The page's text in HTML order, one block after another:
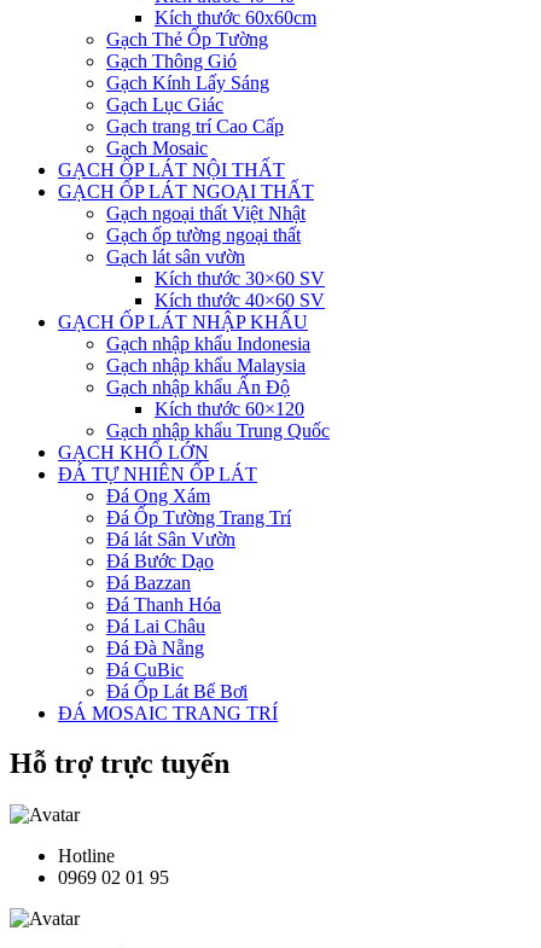
Kích thước 60x60cm
Gạch Thẻ Ốp Tường
Gạch Thông Gió
Gạch Kính Lấy Sáng
Gạch Lục Giác
Gạch trang trí Cao Cấp
Gạch Mosaic
GẠCH ỐP LÁT NỘI THẤT
GẠCH ỐP LÁT NGOẠI THẤT
Gạch ngoại thất Việt Nhật
Gạch ốp tường ngoại thất
Gạch lát sân vườn
Kích thước 30×60 SV
Kích thước 40×60 SV
GẠCH ỐP LÁT NHẬP KHẨU
Gạch nhập khẩu Indonesia
Gạch nhập khẩu Malaysia
Gạch nhập khẩu Ấn Độ
Kích thước 60×120
Gạch nhập khẩu Trung Quốc
GẠCH KHỔ LỚN
ĐÁ TỰ NHIÊN ỐP LÁT
Đá Ong Xám
Đá Ốp Tường Trang Trí
Đá lát Sân Vườn
Đá Bước Dạo
Đá Bazzan
Đá Thanh Hóa
Đá Lai Châu
Đá Đà Nẵng
Đá CuBic
Đá Ốp Lát Bể Bơi
ĐÁ MOSAIC TRANG TRÍ
Hỗ trợ trực tuyến
Hotline
0969 02 01 95